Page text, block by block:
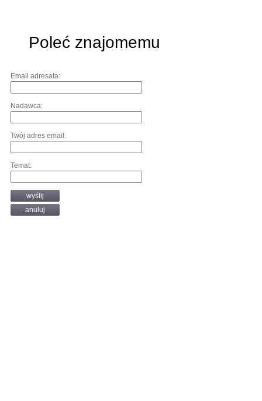
Poleć znajomemu
Email adresata:
Nadawca:
Twój adres email:
Temat:
wyślij
anuluj